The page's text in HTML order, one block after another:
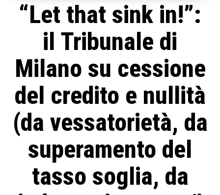
“Let that sink in!”:
il Tribunale di
Milano su cessione
del credito e nullità
(da vessatorietà, da
superamento del
tasso soglia, da